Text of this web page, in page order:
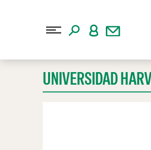
UNIVERSIDAD